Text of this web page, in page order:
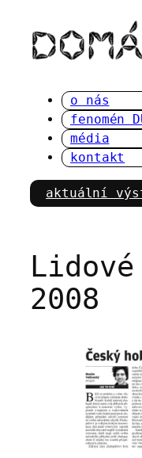
obsah
o nás
fenomén
média
kontakt
aktuální
2008